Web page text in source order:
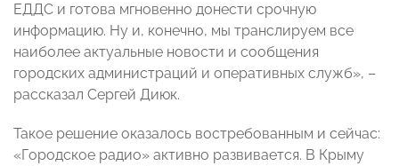
ЕДДС и готова мгновенно донести срочную
информацию. Ну и, конечно, мы транслируем все
наиболее актуальные новости и сообщения
городских администраций и оперативных служб», –
рассказал Сергей Диюк.
Такое решение оказалось востребованным и сейчас:
«Городское радио» активно развивается. В Крыму